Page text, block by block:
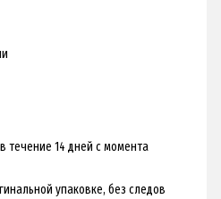
течение 14 дней с момента
упаковке, без следов